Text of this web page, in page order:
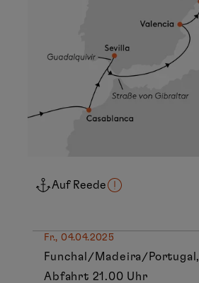
Auf Reede
Fr., 04.04.2025
Funchal/Madeira/Portugal,
Abfahrt 21.00 Uhr